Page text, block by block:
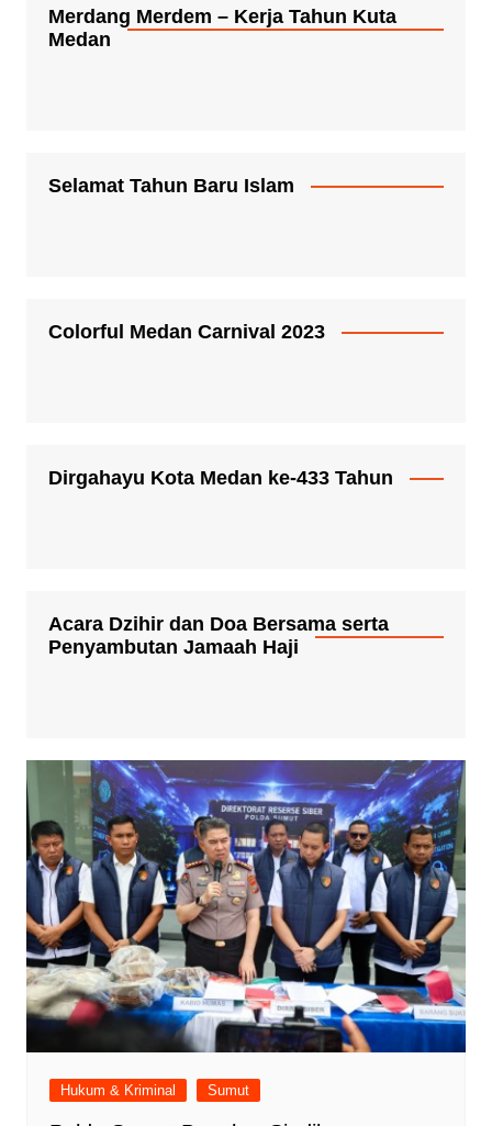
Merdang Merdem – Kerja Tahun Kuta
Medan
Selamat Tahun Baru Islam
Colorful Medan Carnival 2023
Dirgahayu Kota Medan ke-433 Tahun
Acara Dzihir dan Doa Bersama serta
Penyambutan Jamaah Haji
Hukum & Kriminal Sumut